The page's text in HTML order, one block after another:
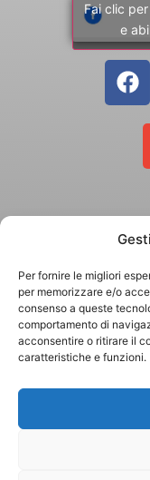
Per fornire le migliori
per memorizzare e/o
consenso a queste
comportamento di
acconsentire o ritirare il
caratteristiche e funzioni.
Fai clic
e
Copyright 2025 - Giallo
35010
Sito web